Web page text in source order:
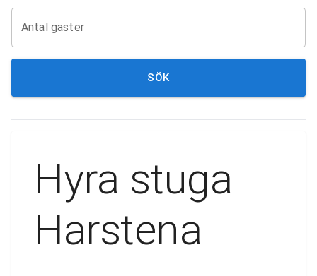
Antal gäster
SÖK
Hyra stuga
Harstena